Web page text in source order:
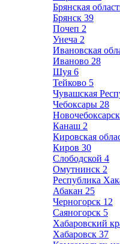
Брянская
Брянск 39
Почеп 2
Унеча 2
Ивановская
Иваново 28
Шуя 6
Тейково 5
Чувашская
Чебоксары 28
Новочебоксарск
Канаш 2
Кировская
Киров 30
Слободской 4
Омутнинск 2
Республика
Абакан 25
Черногорск 12
Саяногорск 5
Хабаровский
Хабаровск 37